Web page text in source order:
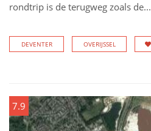
rondtrip is de terugweg zoals de...
DEVENTER OVERIJSSEL
7.9